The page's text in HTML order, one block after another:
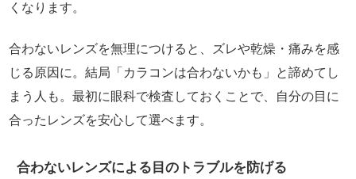
くなります。
合わないレンズを無理につけると、ズレや乾燥・痛みを感
じる原因に。結局「カラコンは合わないかも」と諦めてし
まう人も。最初に眼科で検査しておくことで、自分の目に
合ったレンズを安心して選べます。
合わないレンズによる目のトラブルを防げる